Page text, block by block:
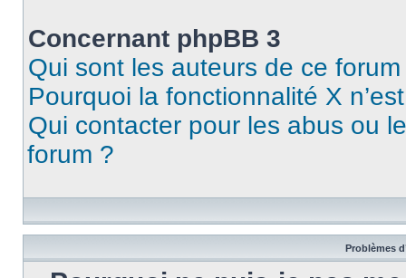
Concernant phpBB 3
Qui sont les auteurs de ce
Pourquoi la fonctionnalité X
Qui contacter pour les abus ou
forum ?
Problèmes